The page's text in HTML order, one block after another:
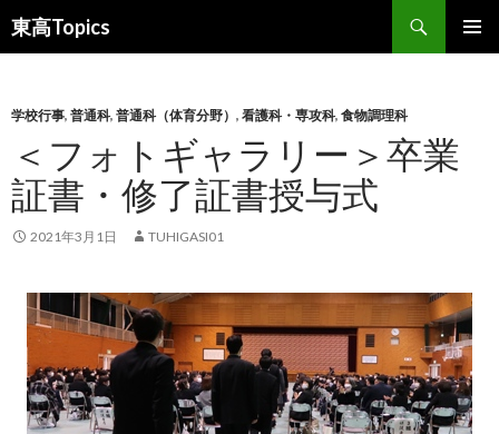
東高Topics
検
索
ン
へ
ス
キ
ッ
学校行事, 普通科, 普通科（体育分野） , 看護科・専攻科, 食物調理科
＜フォトギャラリー＞卒業
証書・修了証書授与式
2021年3月1日 TUHIGASI01